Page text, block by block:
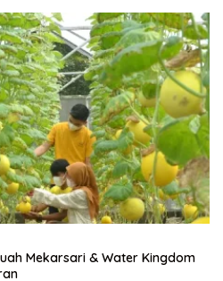
Mekarsari & Water Kingdom